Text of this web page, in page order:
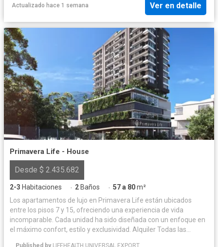
Actualizado hace 1 semana Ver en detalle
Primavera Life - House
Desde $ 2.435.682
2-3 Habitaciones · 2 Baños · 57 a 80m²
Los apartamentos de lujo en Primavera Life están ubicados
entre los pisos 7 y 15, ofreciendo una experiencia de vida
incomparable. Cada unidad ha sido diseñada con un enfoque en
el máximo confort, estilo y exclusividad. Alquiler Todas las